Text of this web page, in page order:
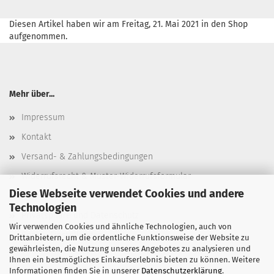
Diese Webseite verwendet Cookies und andere
Technologien
Wir verwenden Cookies und ähnliche Technologien, auch von
Drittanbietern, um die ordentliche Funktionsweise der Website zu
gewährleisten, die Nutzung unseres Angebotes zu analysieren und
Ihnen ein bestmögliches Einkaufserlebnis bieten zu können. Weitere
Informationen finden Sie in unserer Datenschutzerklärung.
Diesen Artikel haben wir am Freitag, 21. Mai 2021 in den Shop
aufgenommen.
Mehr über...
Impressum
Kontakt
Versand- & Zahlungsbedingungen
Widerrufsrecht & Muster-Widerrufsformular
AGB
Privatsphäre und Datenschutz
Cookie Einstellungen